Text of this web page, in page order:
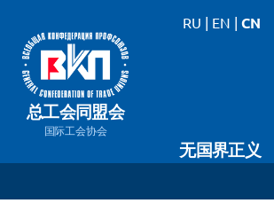
总工会同盟会
国际工会协会
无国界正义
RU | EN | CN